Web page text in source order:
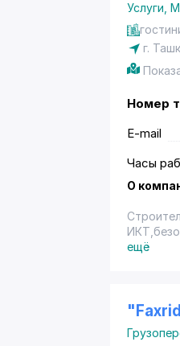
Услуги
г.
Номер
E-mail
Часы
О
АСУЗ,
Укладка
Монтаж
ещё